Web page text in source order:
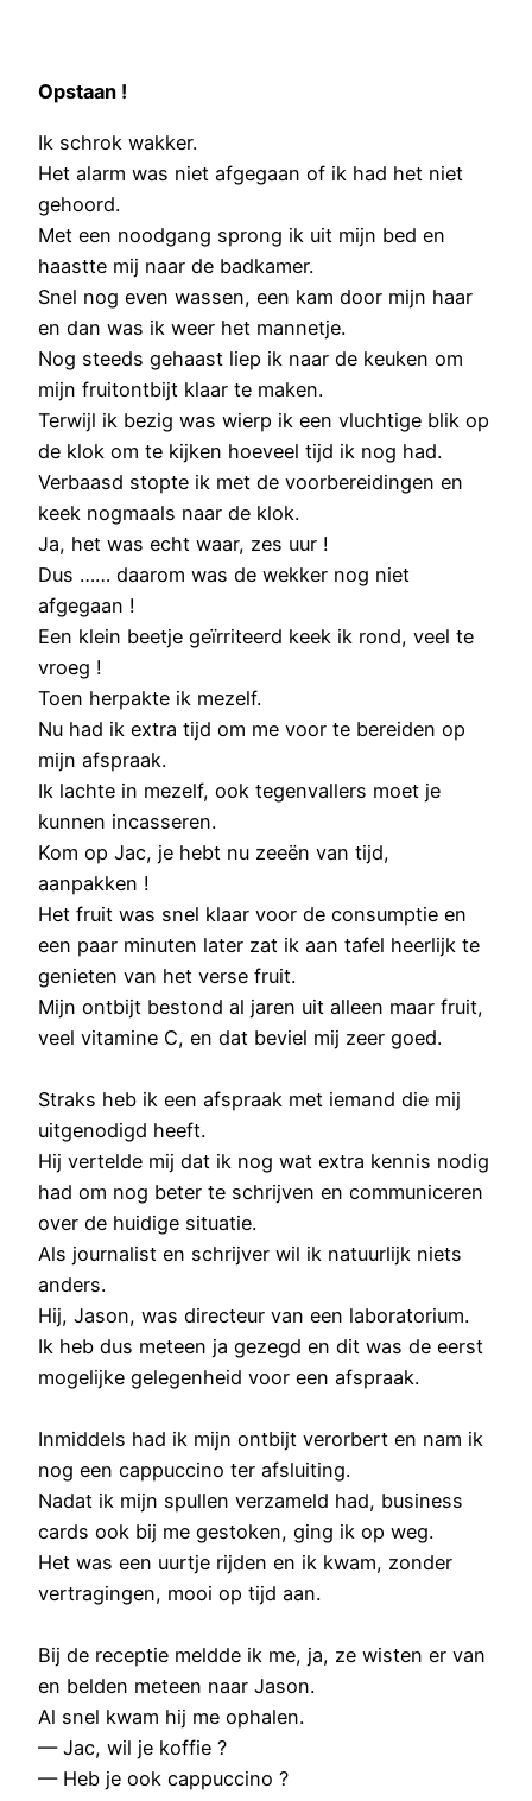
Opstaan !
Ik schrok wakker.
Het alarm was niet afgegaan of ik had het niet
gehoord.
Met een noodgang sprong ik uit mijn bed en
haastte mij naar de badkamer.
Snel nog even wassen, een kam door mijn haar
en dan was ik weer het mannetje.
Nog steeds gehaast liep ik naar de keuken om
mijn fruitontbijt klaar te maken.
Terwijl ik bezig was wierp ik een vluchtige blik op
de klok om te kijken hoeveel tijd ik nog had.
Verbaasd stopte ik met de voorbereidingen en
keek nogmaals naar de klok.
Ja, het was echt waar, zes uur !
Dus …… daarom was de wekker nog niet
afgegaan !
Een klein beetje geïrriteerd keek ik rond, veel te
vroeg !
Toen herpakte ik mezelf.
Nu had ik extra tijd om me voor te bereiden op
mijn afspraak.
Ik lachte in mezelf, ook tegenvallers moet je
kunnen incasseren.
Kom op Jac, je hebt nu zeeën van tijd,
aanpakken !
Het fruit was snel klaar voor de consumptie en
een paar minuten later zat ik aan tafel heerlijk te
genieten van het verse fruit.
Mijn ontbijt bestond al jaren uit alleen maar fruit,
veel vitamine C, en dat beviel mij zeer goed.
Straks heb ik een afspraak met iemand die mij
uitgenodigd heeft.
Hij vertelde mij dat ik nog wat extra kennis nodig
had om nog beter te schrijven en communiceren
over de huidige situatie.
Als journalist en schrijver wil ik natuurlijk niets
anders.
Hij, Jason, was directeur van een laboratorium.
Ik heb dus meteen ja gezegd en dit was de eerst
mogelijke gelegenheid voor een afspraak.
Inmiddels had ik mijn ontbijt verorbert en nam ik
nog een cappuccino ter afsluiting.
Nadat ik mijn spullen verzameld had, business
cards ook bij me gestoken, ging ik op weg.
Het was een uurtje rijden en ik kwam, zonder
vertragingen, mooi op tijd aan.
Bij de receptie meldde ik me, ja, ze wisten er van
en belden meteen naar Jason.
Al snel kwam hij me ophalen.
— Jac, wil je koffie ?
— Heb je ook cappuccino ?